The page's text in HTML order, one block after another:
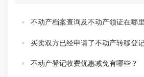
不动产档案查询及不动产领证在哪
不动产登记收费优惠减免有哪些？